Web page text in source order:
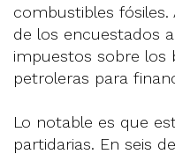
combustibles
de los encuestados
impuestos sobre los
petroleras para
Lo notable es que
partidarias. En seis